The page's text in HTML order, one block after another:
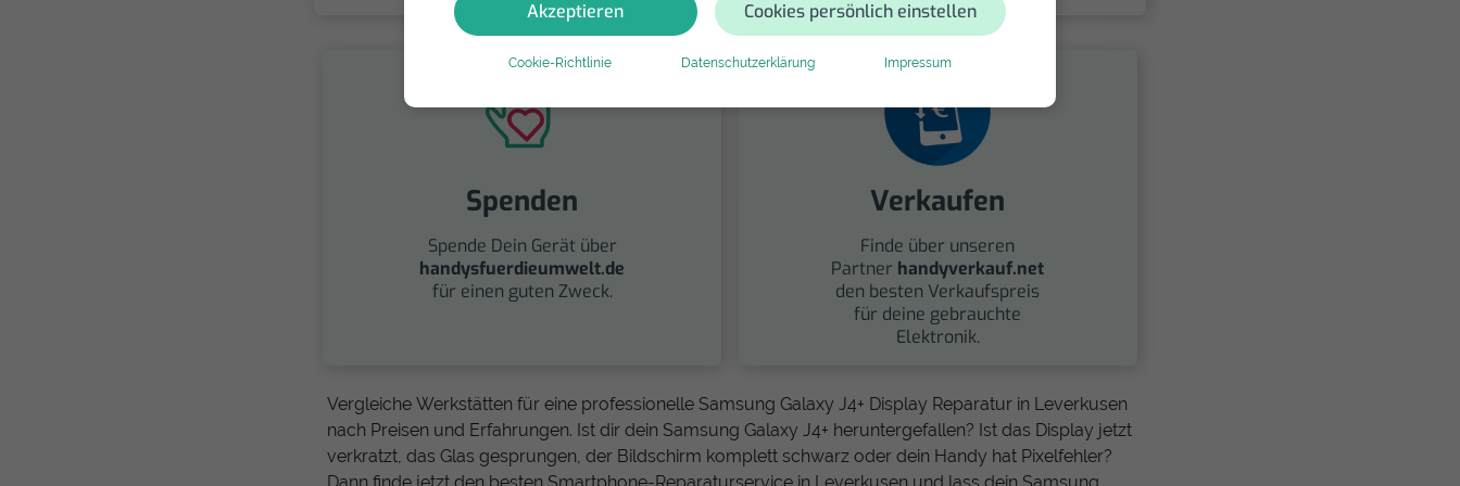
Akzeptieren Cookies persönlich einstellen
Cookie-Richtlinie Datenschutzerklärung Impressum
Spenden
Spende Dein Gerät über
handysfuerdieumwelt.de
für einen guten Zweck.
Verkaufen
Finde über unseren
Partner handyverkauf.net
den besten Verkaufspreis
für deine gebrauchte
Elektronik.
Vergleiche Werkstätten für eine professionelle Samsung Galaxy J4+ Display Reparatur in Leverkusen
nach Preisen und Erfahrungen. Ist dir dein Samsung Galaxy J4+ heruntergefallen? Ist das Display jetzt
verkratzt, das Glas gesprungen, der Bildschirm komplett schwarz oder dein Handy hat Pixelfehler?